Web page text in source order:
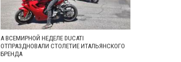
А ВСЕМИРНОЙ НЕДЕЛЕ DUCATI
ОТПРАЗДНОВАЛИ СТОЛЕТИЕ ИТАЛЬЯНСКОГО
БРЕНДА